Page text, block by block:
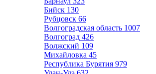
Бийск 130
Рубцовск 66
Волгоградская область 1007
Волгоград 426
Волжский 109
Михайловка 45
Республика Бурятия 979